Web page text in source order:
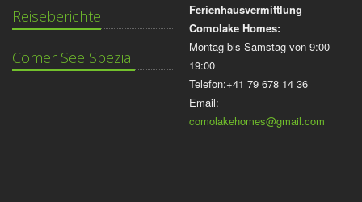
Reiseberichte
Comer See Spezial
Ferienhausvermittlung
Comolake Homes:
Montag bis Samstag von 9:00 -
19:00
Telefon:+41 79 678 14 36
Email:
comolakehomes@gmail.com